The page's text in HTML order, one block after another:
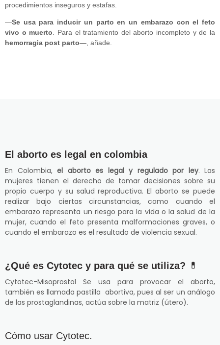
procedimientos inseguros y estafas.
—Se usa para inducir un parto en un embarazo con el feto
vivo o muerto . Para el tratamiento del aborto incompleto y de la
hemorragia post parto—, añade.
El aborto es legal en colombia
En Colombia, el aborto es legal y regulado por ley. Las
mujeres tienen el derecho de tomar decisiones sobre su
propio cuerpo y su salud reproductiva. El aborto se puede
realizar bajo ciertas circunstancias, como cuando el
embarazo representa un riesgo para la vida o la salud de la
mujer, cuando el feto presenta malformaciones graves, o
cuando el embarazo es el resultado de violencia sexual.
¿Qué es Cytotec y para qué se utiliza? 💊
Cytotec-Misoprostol Se usa para provocar el aborto,
también es llamada pastilla abortiva, pues al ser un análogo
de las prostaglandinas, actúa sobre la matriz (útero).
Cómo usar Cytotec.